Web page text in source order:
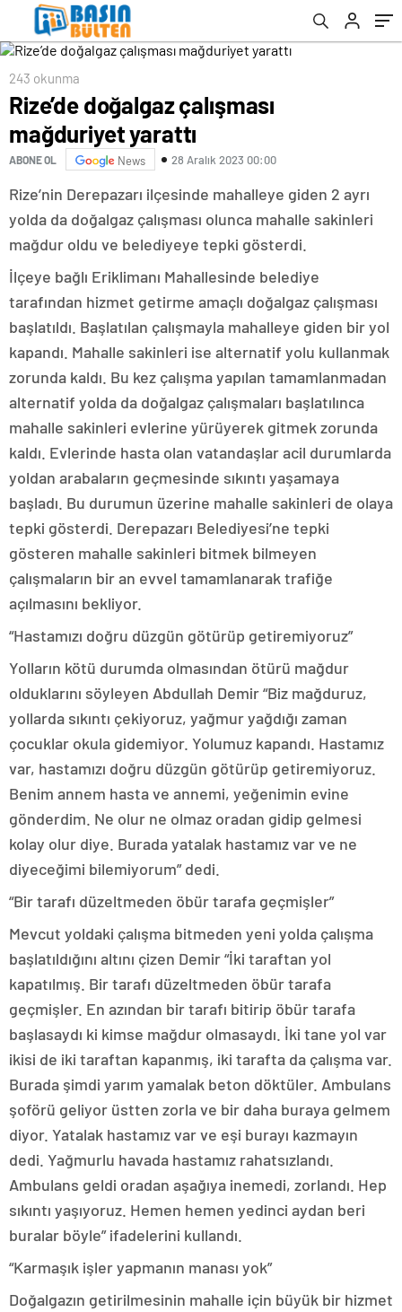
243 okunma
Rize’de doğalgaz çalışması
mağduriyet yarattı
ABONE OL News 28 Aralık 2023 00:00
Rize’nin Derepazarı ilçesinde mahalleye giden 2 ayrı
yolda da doğalgaz çalışması olunca mahalle sakinleri
mağdur oldu ve belediyeye tepki gösterdi.
İlçeye bağlı Eriklimanı Mahallesinde belediye
tarafından hizmet getirme amaçlı doğalgaz çalışması
başlatıldı. Başlatılan çalışmayla mahalleye giden bir yol
kapandı. Mahalle sakinleri ise alternatif yolu kullanmak
zorunda kaldı. Bu kez çalışma yapılan tamamlanmadan
alternatif yolda da doğalgaz çalışmaları başlatılınca
mahalle sakinleri evlerine yürüyerek gitmek zorunda
kaldı. Evlerinde hasta olan vatandaşlar acil durumlarda
yoldan arabaların geçmesinde sıkıntı yaşamaya
başladı. Bu durumun üzerine mahalle sakinleri de olaya
tepki gösterdi. Derepazarı Belediyesi’ne tepki
gösteren mahalle sakinleri bitmek bilmeyen
çalışmaların bir an evvel tamamlanarak trafiğe
açılmasını bekliyor.
“Hastamızı doğru düzgün götürüp getiremiyoruz”
Yolların kötü durumda olmasından ötürü mağdur
olduklarını söyleyen Abdullah Demir “Biz mağduruz,
yollarda sıkıntı çekiyoruz, yağmur yağdığı zaman
çocuklar okula gidemiyor. Yolumuz kapandı. Hastamız
var, hastamızı doğru düzgün götürüp getiremiyoruz.
Benim annem hasta ve annemi, yeğenimin evine
gönderdim. Ne olur ne olmaz oradan gidip gelmesi
kolay olur diye. Burada yatalak hastamız var ve ne
diyeceğimi bilemiyorum” dedi.
“Bir tarafı düzeltmeden öbür tarafa geçmişler”
Mevcut yoldaki çalışma bitmeden yeni yolda çalışma
başlatıldığını altını çizen Demir “İki taraftan yol
kapatılmış. Bir tarafı düzeltmeden öbür tarafa
geçmişler. En azından bir tarafı bitirip öbür tarafa
başlasaydı ki kimse mağdur olmasaydı. İki tane yol var
ikisi de iki taraftan kapanmış, iki tarafta da çalışma var.
Burada şimdi yarım yamalak beton döktüler. Ambulans
şoförü geliyor üstten zorla ve bir daha buraya gelmem
diyor. Yatalak hastamız var ve eşi burayı kazmayın
dedi. Yağmurlu havada hastamız rahatsızlandı.
Ambulans geldi oradan aşağıya inemedi, zorlandı. Hep
sıkıntı yaşıyoruz. Hemen hemen yedinci aydan beri
buralar böyle” ifadelerini kullandı.
“Karmaşık işler yapmanın manası yok”
Doğalgazın getirilmesinin mahalle için büyük bir hizmet